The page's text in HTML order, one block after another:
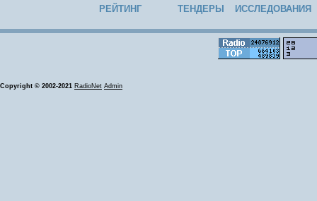
РЕЙТИНГ ТЕНДЕРЫ ИССЛЕДОВАНИЯ
Copyright © 2002-2021 RadioNet Admin